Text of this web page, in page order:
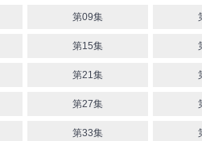
第09集
第15集
第21集
第27集
第33集